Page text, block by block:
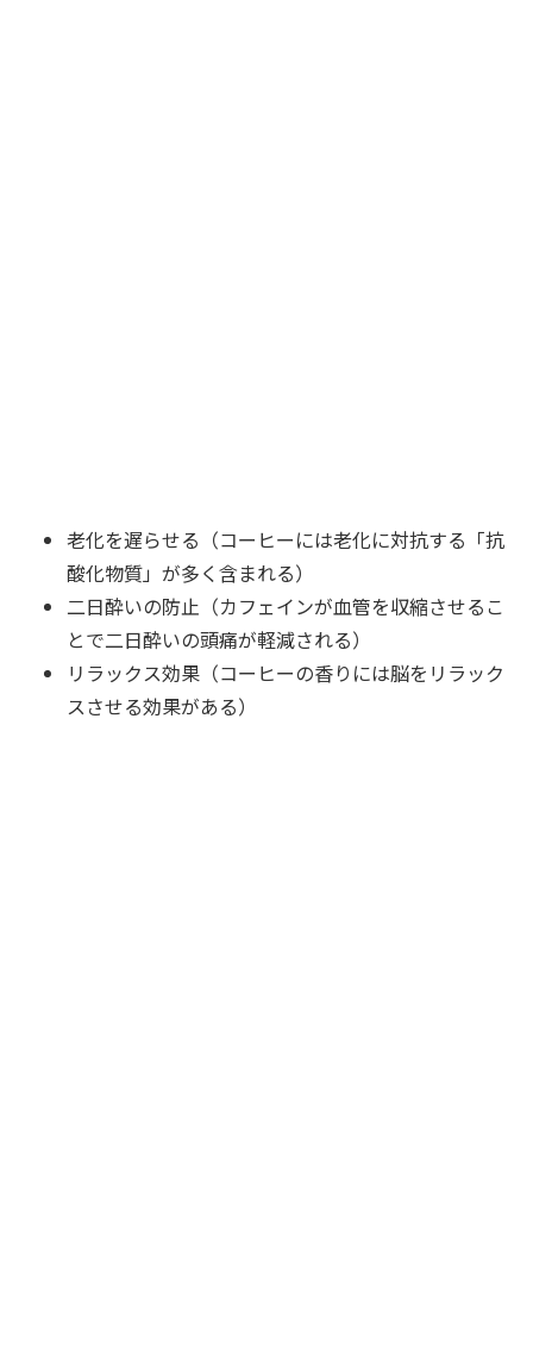
老化を遅らせる（コーヒーには老化に対抗する「抗
酸化物質」が多く含まれる）
二日酔いの防止（カフェインが血管を収縮させるこ
とで二日酔いの頭痛が軽減される）
リラックス効果（コーヒーの香りには脳をリラック
スさせる効果がある）